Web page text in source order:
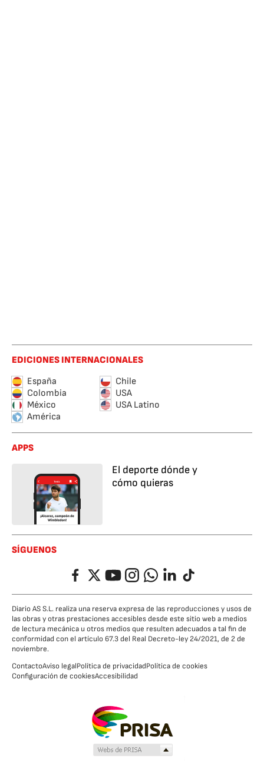
EDICIONES INTERNACIONALES
España
Chile
Colombia
USA
México
USA Latino
América
APPS
El deporte dónde y
cómo quieras
SÍGUENOS
FacebookTwitterYouTubeInstagramWhatsappLinkedIn
TikTok
Diario AS S.L. realiza una reserva expresa de las reproducciones y usos de
las obras y otras prestaciones accesibles desde este sitio web a medios
de lectura mecánica u otros medios que resulten adecuados a tal fin de
conformidad con el artículo 67.3 del Real Decreto-ley 24/2021, de 2 de
noviembre.
ContactoAviso legalPolítica de privacidadPolítica de cookies
Configuración de cookiesAccesibilidad